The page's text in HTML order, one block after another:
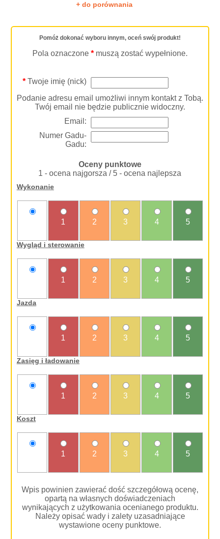
+ do porównania
Pomóż dokonać wyboru innym, oceń swój produkt!
Pola oznaczone * muszą zostać wypełnione.
*Twoje imię (nick)
Podanie adresu email umożliwi innym kontakt z Tobą.
Twój email nie będzie publicznie widoczny.
Email:
Numer Gadu-
Gadu:
Oceny punktowe
1 - ocena najgorsza / 5 - ocena najlepsza
Wykonanie
1 2 3 4 5
Wygląd i sterowanie
1 2 3 4 5
Jazda
1 2 3 4 5
Zasięg i ładowanie
1 2 3 4 5
Koszt
1 2 3 4 5
Wpis powinien zawierać dość szczegółową ocenę,
opartą na własnych doświadczeniach
wynikających z użytkowania ocenianego produktu.
Należy opisać wady i zalety uzasadniające
wystawione oceny punktowe.